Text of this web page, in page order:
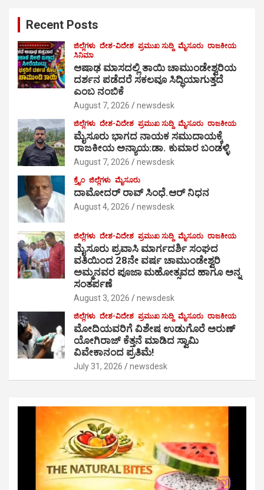
Recent Posts
ಜಿಲ್ಲೆಗಳು ದೇಶ-ವಿದೇಶ ಪ್ರಮುಖ ಸುದ್ದಿ ಮೈಸೂರು ರಾಜಕೀಯ
ಸಿನಿಮಾ
ಆಷಾಢ ಮಾಸದಲ್ಲಿ ತಾಯಿ ಚಾಮುಂಡೇಶ್ವರಿಯ
ದರ್ಶನ ಪಡೆದರೆ ಸಕಲವೂ ಸಿದ್ಧಿಯಾಗುತ್ತದೆ
ಎಂಬ ನಂಬಿಕೆ
August 7, 2026 newsdesk
ಜಿಲ್ಲೆಗಳು ದೇಶ-ವಿದೇಶ ಪ್ರಮುಖ ಸುದ್ದಿ ಮೈಸೂರು ರಾಜಕೀಯ
ಮೈಸೂರು ಭಾಗದ ನಾಯಕ ಸಮುದಾಯಕ್ಕೆ
ರಾಜಕೀಯ ಅನ್ಯಾಯ:ಡಾ. ಕುಮಾರ ಬಂಡಳ್ಳಿ
August 7, 2026 newsdesk
ಕ್ರೈಂ ಜಿಲ್ಲೆಗಳು ಮೈಸೂರು
ದಾಮೋದರ್ ರಾವ್ ಸಿಂಧೆ.ಆರ್ ನಿಧನ
August 4, 2026 newsdesk
ಜಿಲ್ಲೆಗಳು ದೇಶ-ವಿದೇಶ ಪ್ರಮುಖ ಸುದ್ದಿ ಮೈಸೂರು ರಾಜಕೀಯ
ಮೈಸೂರು ಪ್ರವಾಸಿ ಮಾರ್ಗದರ್ಶಿ ಸಂಘದ
ವತಿಯಿಂದ 28ನೇ ವರ್ಷ ಚಾಮುಂಡೇಶ್ವರಿ
ಅಮ್ಮನವರ ಪೂಜಾ ಮಹೋತ್ಸವದ ಹಾಗೂ ಅನ್ನ
ಸಂತರ್ಪಣೆ
August 3, 2026 newsdesk
ಜಿಲ್ಲೆಗಳು ದೇಶ-ವಿದೇಶ ಪ್ರಮುಖ ಸುದ್ದಿ ಮೈಸೂರು ರಾಜಕೀಯ
ಮೋದಿಯವರಿಗೆ ವಿಶೇಷ ಉಡುಗೊರೆ ಅರುಣ್
ಯೋಗಿರಾಜ್ ಕೆತ್ತನೆ ಮಾಡಿದ ಸ್ವಾಮಿ
ವಿವೇಕಾನಂದ ಪ್ರತಿಮೆ!
July 31, 2026 newsdesk